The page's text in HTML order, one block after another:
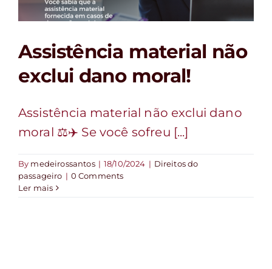
Assistência material não
exclui dano moral!
Assistência material não exclui dano
moral ⚖️✈️ Se você sofreu [...]
By medeirossantos | 18/10/2024 | Direitos do
passageiro | 0 Comments
Ler mais